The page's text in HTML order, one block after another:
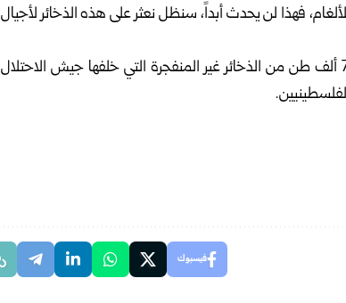
فهذا لن يحدث أبداً، سنظل نعثر على هذه الذخائر لأجيال
وكان مركز غزة لحقوق الإنسان حذر أمس من وجود نحو 71 ألف طن من الذخائر غير المنفجرة التي خلفها جيش الاحتلال
فيسبوك